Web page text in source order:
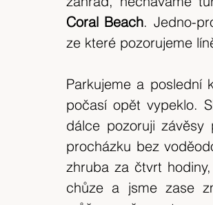
Bílé Karpaty CHKO
Coral Beach. Jedno-
ze které pozorujeme
Parkujeme a poslední
počasí opět vypeklo.
dálce pozoruji
procházku bez
zhruba za čtvrt
chůze a jsme zase